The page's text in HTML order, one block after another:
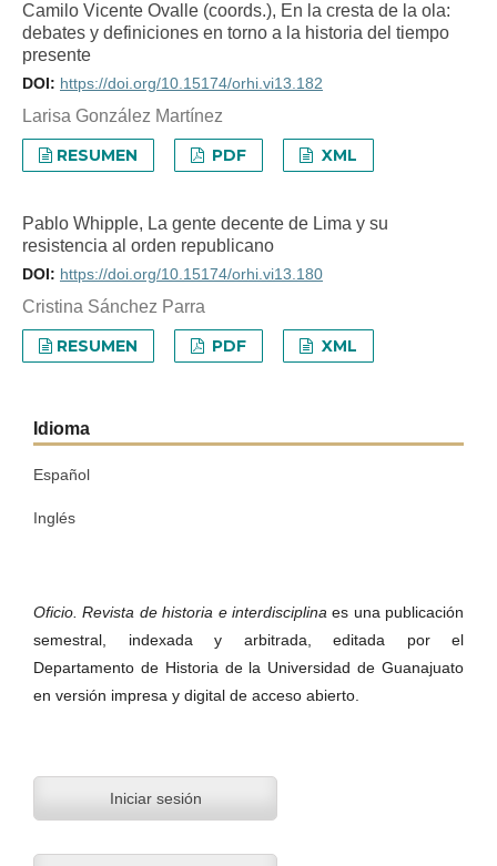
Camilo Vicente Ovalle (coords.), En la cresta de la ola:
debates y definiciones en torno a la historia del tiempo
presente
DOI: https://doi.org/10.15174/orhi.vi13.182
Larisa González Martínez
RESUMEN PDF XML
Pablo Whipple, La gente decente de Lima y su
resistencia al orden republicano
DOI: https://doi.org/10.15174/orhi.vi13.180
Cristina Sánchez Parra
RESUMEN PDF XML
Idioma
Español
Inglés
Oficio. Revista de historia e interdisciplinaes una publicación
semestral, indexada y arbitrada, editada por el
Departamento de Historia de la Universidad de Guanajuato
en versión impresa y digital de acceso abierto.
Iniciar sesión